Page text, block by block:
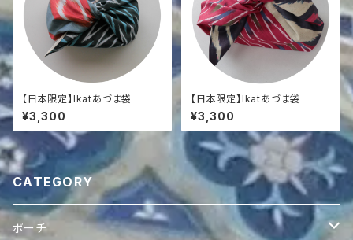
【日本限定】Ikatあづま袋
¥3,300
【日本限定】Ikatあづま袋
¥3,300
CATEGORY
ポーチ